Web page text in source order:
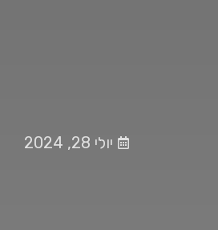
יולי 28, 2024